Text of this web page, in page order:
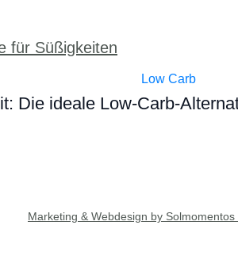
Low Carb
Die ideale Low-Carb-
Marketing & Webdesign by